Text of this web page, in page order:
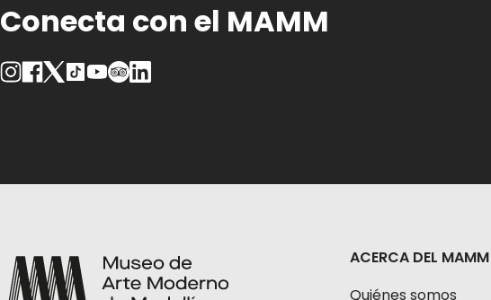
Conecta con el MAMM
ACERCA DEL MAMM
Quiénes somos